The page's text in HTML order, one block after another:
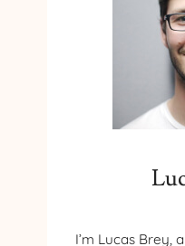
I’m Lucas Brey,